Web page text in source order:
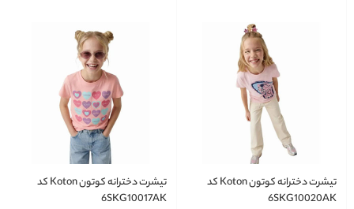
تیشرت دخترانه کوتون Koton کد
6SKG10020AK
تیشرت دخترانه کوتون Koton کد
6SKG10017AK